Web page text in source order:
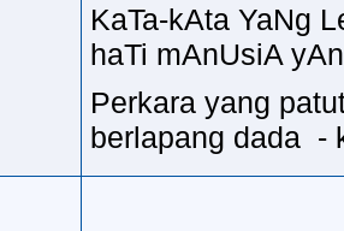
KaTa-kAta YaNg
haTi mAnUsiA
Perkara yang
berlapang dada -